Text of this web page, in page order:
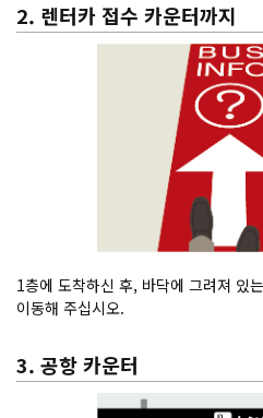
2. 렌터카 접수 카운터까지
1층에 도착하신 후, 바닥에 그려져 있
이동해 주십시오.
3. 공항 카운터